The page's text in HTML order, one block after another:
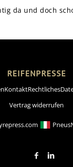
da und doch
REIFENPRESSE
KontaktRechtliches
Vertrag widerrufen